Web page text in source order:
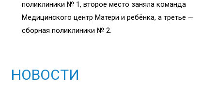
поликлиники № 1, второе место заняла команда
Медицинского центр Матери и ребёнка, а третье —
сборная поликлиники № 2.
НОВОСТИ